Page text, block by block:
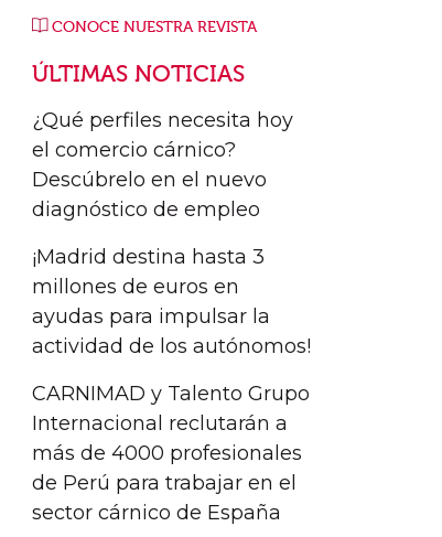
CONOCE NUESTRA REVISTA
ÚLTIMAS NOTICIAS
¿Qué perfiles necesita hoy
el comercio cárnico?
Descúbrelo en el nuevo
diagnóstico de empleo
¡Madrid destina hasta 3
millones de euros en
ayudas para impulsar la
actividad de los autónomos!
CARNIMAD y Talento Grupo
Internacional reclutarán a
más de 4000 profesionales
de Perú para trabajar en el
sector cárnico de España